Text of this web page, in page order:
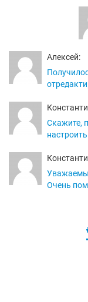
Алексей:
Скажите,
Очень